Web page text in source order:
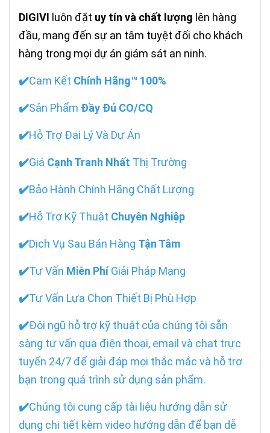
DIGIVI luôn đặt uy tín và chất lượng lên hàng
đầu, mang đến sự an tâm tuyệt đối cho khách
hàng trong mọi dự án giám sát an ninh.
✔️Cam Kết Chính Hãng™ 100%
✔️Sản Phẩm Đầy Đủ CO/CQ
✔️Hỗ Trợ Đại Lý Và Dự Án
✔️Giá Cạnh Tranh Nhất Thị Trường
✔️Bảo Hành Chính Hãng Chất Lượng
✔️Hỗ Trợ Kỹ Thuật Chuyên Nghiệp
✔️Dịch Vụ Sau Bán Hàng Tận Tâm
✔️Tư Vấn Miễn PhíGiải Pháp Mạng
✔️Tư Vấn Lựa Chọn Thiết Bị Phù Hợp
✔️Đội ngũ hỗ trợ kỹ thuật của chúng tôi sẵn
sàng tư vấn qua điện thoại, email và chat trực
tuyến 24/7 để giải đáp mọi thắc mắc và hỗ trợ
bạn trong quá trình sử dụng sản phẩm.
✔️Chúng tôi cung cấp tài liệu hướng dẫn sử
dụng chi tiết kèm video hướng dẫn để bạn dễ